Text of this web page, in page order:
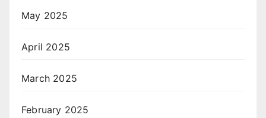
May 2025
April 2025
March 2025
February 2025